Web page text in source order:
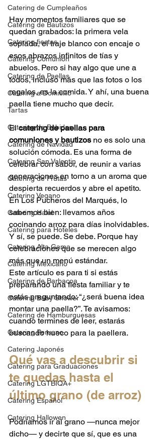
Catering de Cumpleaños
Catering de Bautizos
Catering fiestas
Catering Comunión
Catering de Paellas
Catering a Domicilio
Tartas
Catering de Bebidas
Catering de Navidad
Catering San Valentin
Catering de Frutas
Catering Vegano
Catering Halal
Catering para Hoteles
Catering Alta Gama
Catering Mexicano
Catering de Barbacoa
Catering Baby Shower
Catering de Hamburguesas
Catering Peruano
Catering Japonés
Catering para Graduaciones
Catering LGTBIQA+
Catering Español
Catering Hallowen
Hay momentos familiares que se
quedan grabados: la primera vela
soplada, el traje blanco con encaje o
esos abrazos infinitos de tías y
abuelos. Pero si hay algo que une a
todos, incluso más que las fotos o los
regalos, es la comida. Y ahí, una buena
paella tiene mucho que decir.
El catering de paellas para
comuniones y bautizos no es solo una
solución cómoda. Es una forma de
celebrar con sabor, de reunir a varias
generaciones en torno a un aroma que
despierta recuerdos y abre el apetito.
En Los Pucheros del Marqués, lo
sabemos bien: llevamos años
cocinando arroz para días inolvidables.
Y sí, se puede. Se debe. Porque hay
celebraciones que se merecen algo
más que un menú estándar.
Este artículo es para ti si estás
preparando una fiesta familiar y te
estás preguntando: “¿será buena idea
montar una paella?”. Te avisamos:
cuando termines de leer, estarás
buscando hueco para la paellera.
Qué vas a descubrir si
te quedas hasta el
último grano (de arroz)
Podríamos ir al grano —nunca mejor
dicho— y decirte que sí, que es una